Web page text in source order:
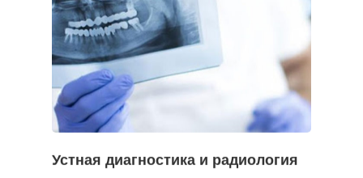
Устная диагностика и радиология